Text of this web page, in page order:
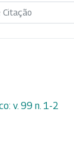
Citação
v. 99 n. 1-2